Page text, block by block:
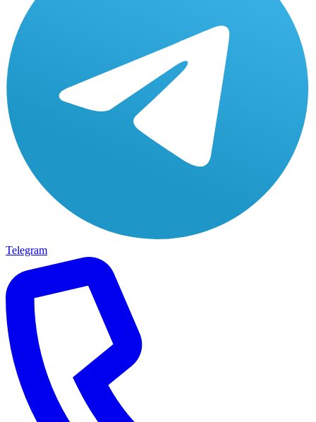
Telegram